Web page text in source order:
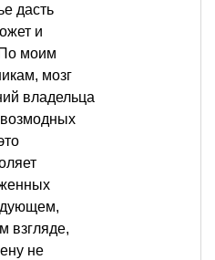
дасть
и
моим
мозг
владельца
взгляде,
не